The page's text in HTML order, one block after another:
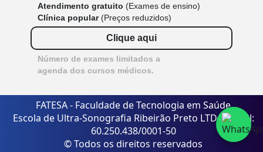
Atendimento gratuito (Exames de ensino)
Clínica popular(Preços reduzidos)
Clique aqui
Número de exames limitados a
agenda dos cursos médicos.
FATESA - Faculdade de Tecnologia em Saúde
Escola de Ultra-Sonografia Ribeirão Preto LTDA - CNPJ:
60.250.438/0001-50
© Todos os direitos reservados